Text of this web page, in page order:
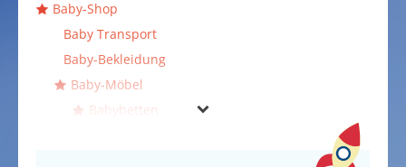
Baby-Shop
Baby Transport
Baby-Bekleidung
Baby-Möbel
Babybetten